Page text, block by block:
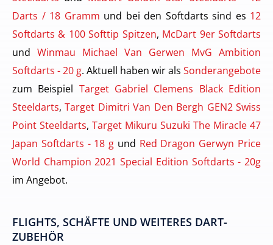
Darts / 18 Gramm und bei den Softdarts sind es 12
Softdarts & 100 Softtip Spitzen, McDart 9er Softdarts
und Winmau Michael Van Gerwen MvG Ambition
Softdarts - 20 g. Aktuell haben wir als Sonderangebote
zum Beispiel Target Gabriel Clemens Black Edition
Steeldarts,Target Dimitri Van Den Bergh GEN2 Swiss
Point Steeldarts, Target Mikuru Suzuki The Miracle 47
Japan Softdarts - 18 g und Red Dragon Gerwyn Price
World Champion 2021 Special Edition Softdarts - 20g
im Angebot.
FLIGHTS, SCHÄFTE UND WEITERES DART-
ZUBEHÖR